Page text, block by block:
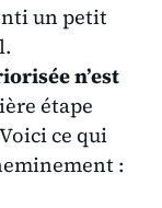
un petit
n’est
étape
ce qui
: